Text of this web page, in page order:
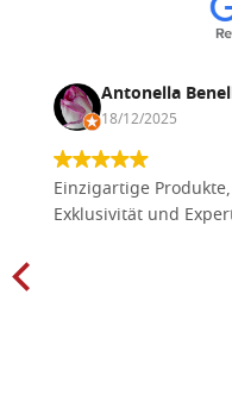
Antonella
18/12/2025
Einzigartige
Exklusivität und